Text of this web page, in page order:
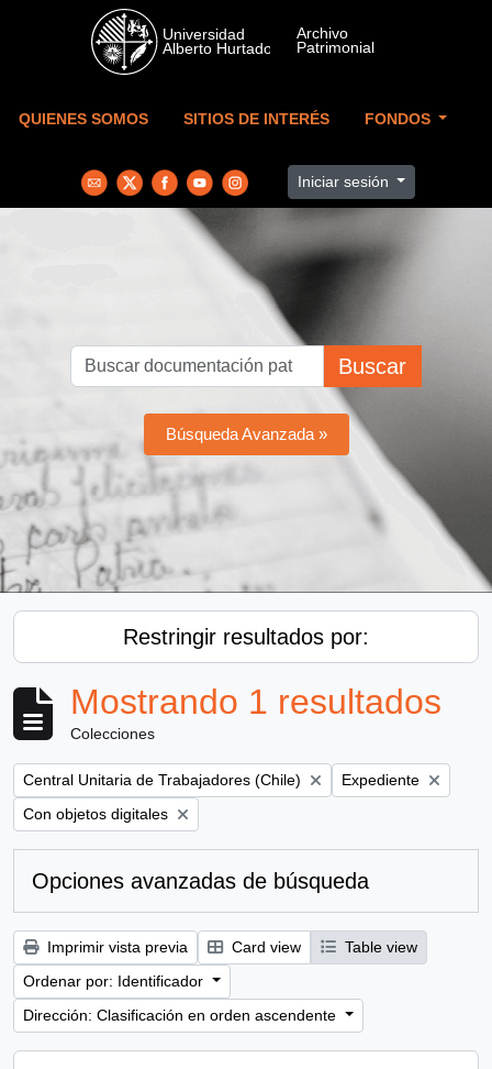
Skip to main content
QUIENES SOMOS SITIOS DE INTERÉS FONDOS
Iniciar sesión
Buscar
Búsqueda Avanzada »
Restringir resultados por:
Mostrando 1 resultados
Colecciones
Remove filter:
Central Unitaria de Trabajadores (Chile) Remove filter:
Expediente
Remove filter:
Con objetos digitales
Opciones avanzadas de búsqueda
Imprimir vista previa Card view
Table view
Ordenar por: Identificador
Dirección: Clasificación en orden ascendente